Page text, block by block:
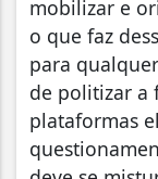
mobilizar e
o que faz
para
de politizar a
plataformas